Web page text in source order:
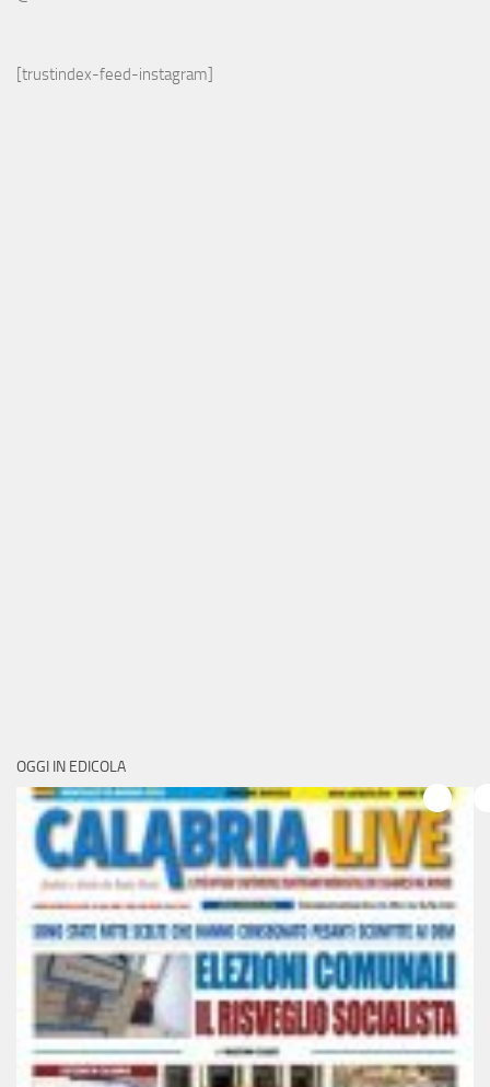
[trustindex-feed-instagram]
OGGI IN EDICOLA